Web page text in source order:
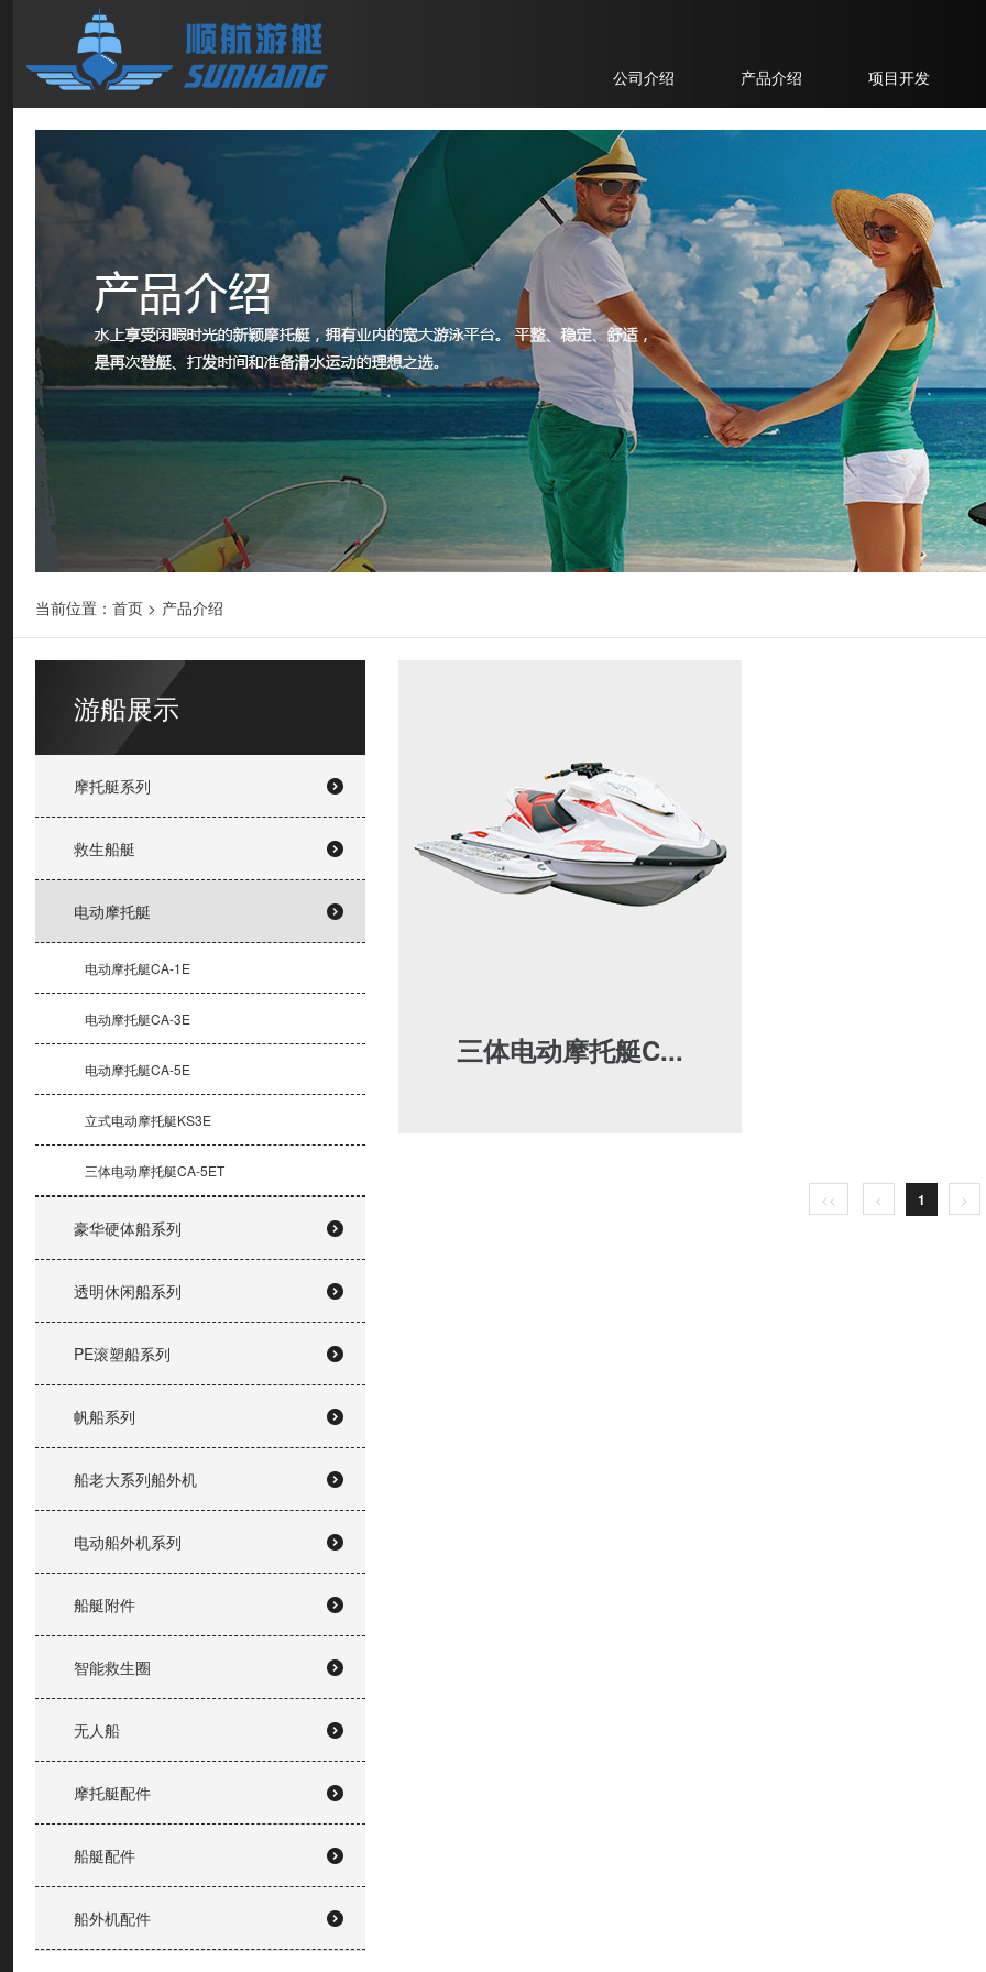
公司介绍 产品介绍 项目开发
当前位置： 首页 > 产品介绍
游船展示
摩托艇系列
救生船艇
电动摩托艇
电动摩托艇CA-1E
电动摩托艇CA-3E
电动摩托艇CA-5E
立式电动摩托艇KS3E
三体电动摩托艇CA-5ET
豪华硬体船系列
透明休闲船系列
PE滚塑船系列
帆船系列
船老大系列船外机
电动船外机系列
船艇附件
智能救生圈
无人船
摩托艇配件
船艇配件
船外机配件
三体电动摩托艇C...
<< < 1 >